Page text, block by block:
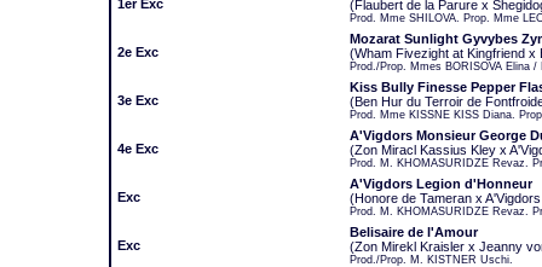
1er Exc
(Flaubert de la Parure x
Prod. Mme SHILOVA. Prop. Mme
2e Exc
Mozarat Sunlight Gyvybes
(Wham Fivezight at Kingfriend
Prod./Prop. Mmes BORISOVA Elina
3e Exc
Kiss Bully Finesse Pepper
(Ben Hur du Terroir de
Prod. Mme KISSNE KISS Diana.
4e Exc
A'Vigdors Monsieur George
(Zon Miracl Kassius Kley x
Prod. M. KHOMASURIDZE Revaz.
Exc
A'Vigdors Legion d'Honneur
(Honore de Tameran x
Prod. M. KHOMASURIDZE Revaz.
Exc
Belisaire de l'Amour
(Zon Mirekl Kraisler x Jeanny
Prod./Prop. M. KISTNER Uschi.